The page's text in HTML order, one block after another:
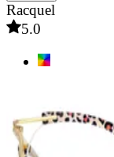
Racquel
5.0